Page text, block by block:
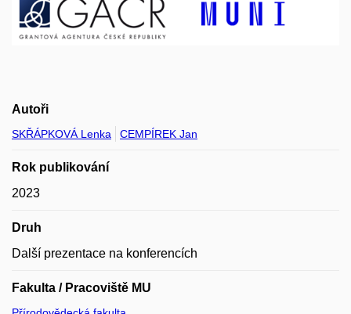
Autoři
SKŘÁPKOVÁ Lenka CEMPÍREK Jan
Rok publikování
2023
Druh
Další prezentace na konferencích
Fakulta / Pracoviště MU